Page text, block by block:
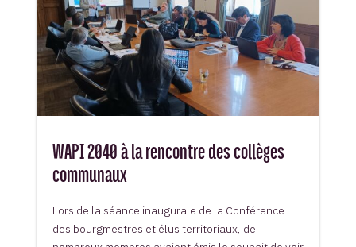
WAPI 2040 à la rencontre des collèges
communaux
Lors de la séance inaugurale de la Conférence
des bourgmestres et élus territoriaux, de